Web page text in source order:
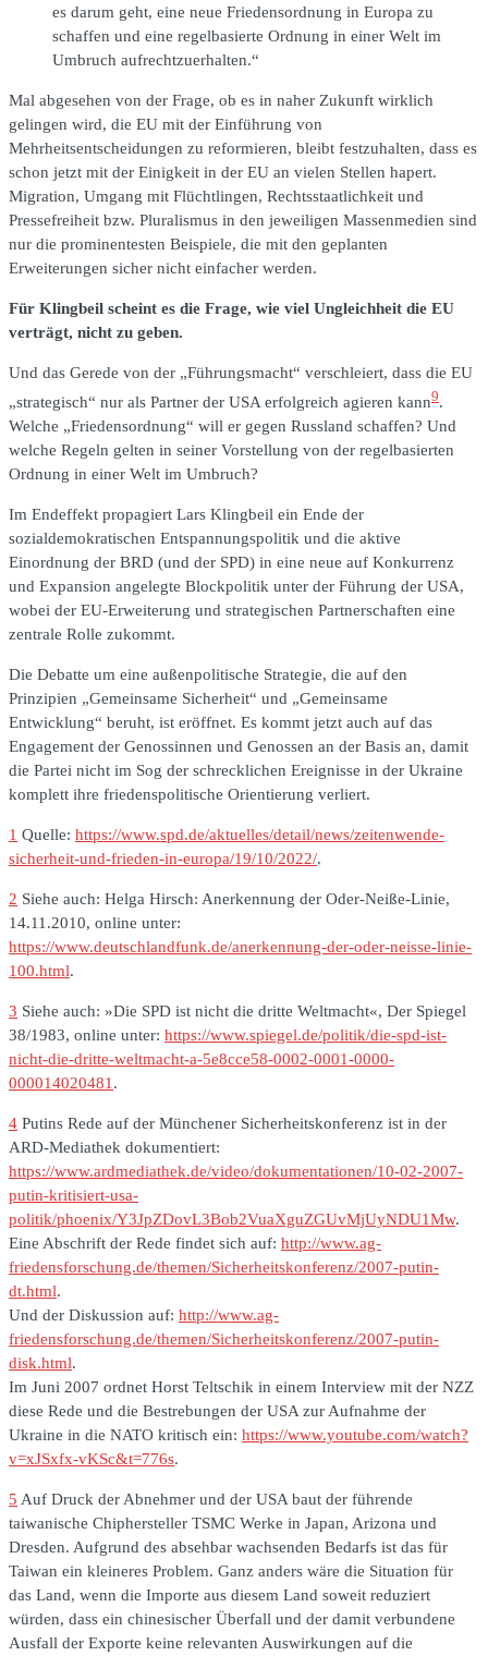
es darum geht, eine neue Friedensordnung in Europa zu
schaffen und eine regelbasierte Ordnung in einer Welt im
Umbruch aufrechtzuerhalten.“
Mal abgesehen von der Frage, ob es in naher Zukunft wirklich
gelingen wird, die EU mit der Einführung von
Mehrheitsentscheidungen zu reformieren, bleibt festzuhalten, dass es
schon jetzt mit der Einigkeit in der EU an vielen Stellen hapert.
Migration, Umgang mit Flüchtlingen, Rechtsstaatlichkeit und
Pressefreiheit bzw. Pluralismus in den jeweiligen Massenmedien sind
nur die prominentesten Beispiele, die mit den geplanten
Erweiterungen sicher nicht einfacher werden.
Für Klingbeil scheint es die Frage, wie viel Ungleichheit die EU
verträgt, nicht zu geben.
Und das Gerede von der „Führungsmacht“ verschleiert, dass die EU
„strategisch“ nur als Partner der USA erfolgreich agieren kann9.
Welche „Friedensordnung“ will er gegen Russland schaffen? Und
welche Regeln gelten in seiner Vorstellung von der regelbasierten
Ordnung in einer Welt im Umbruch?
Im Endeffekt propagiert Lars Klingbeil ein Ende der
sozialdemokratischen Entspannungspolitik und die aktive
Einordnung der BRD (und der SPD) in eine neue auf Konkurrenz
und Expansion angelegte Blockpolitik unter der Führung der USA,
wobei der EU-Erweiterung und strategischen Partnerschaften eine
zentrale Rolle zukommt.
Die Debatte um eine außenpolitische Strategie, die auf den
Prinzipien „Gemeinsame Sicherheit“ und „Gemeinsame
Entwicklung“ beruht, ist eröffnet. Es kommt jetzt auch auf das
Engagement der Genossinnen und Genossen an der Basis an, damit
die Partei nicht im Sog der schrecklichen Ereignisse in der Ukraine
komplett ihre friedenspolitische Orientierung verliert.
1 Quelle: https://www.spd.de/aktuelles/detail/news/zeitenwende-
sicherheit-und-frieden-in-europa/19/10/2022/.
2 Siehe auch: Helga Hirsch: Anerkennung der Oder-Neiße-Linie,
14.11.2010, online unter:
https://www.deutschlandfunk.de/anerkennung-der-oder-neisse-linie-
100.html.
3 Siehe auch: »Die SPD ist nicht die dritte Weltmacht«, Der Spiegel
38/1983, online unter: https://www.spiegel.de/politik/die-spd-ist-
nicht-die-dritte-weltmacht-a-5e8cce58-0002-0001-0000-
000014020481 .
4 Putins Rede auf der Münchener Sicherheitskonferenz ist in der
ARD-Mediathek dokumentiert:
https://www.ardmediathek.de/video/dokumentationen/10-02-2007-
putin-kritisiert-usa-
politik/phoenix/Y3JpZDovL3Bob2VuaXguZGUvMjUyNDU1Mw.
Eine Abschrift der Rede findet sich auf: http://www.ag-
friedensforschung.de/themen/Sicherheitskonferenz/2007-putin-
dt.html.
Und der Diskussion auf: http://www.ag-
friedensforschung.de/themen/Sicherheitskonferenz/2007-putin-
disk.html.
Im Juni 2007 ordnet Horst Teltschik in einem Interview mit der NZZ
diese Rede und die Bestrebungen der USA zur Aufnahme der
Ukraine in die NATO kritisch ein: https://www.youtube.com/watch?
v=xJSxfx-vKSc&t=776s.
5 Auf Druck der Abnehmer und der USA baut der führende
taiwanische Chiphersteller TSMC Werke in Japan, Arizona und
Dresden. Aufgrund des absehbar wachsenden Bedarfs ist das für
Taiwan ein kleineres Problem. Ganz anders wäre die Situation für
das Land, wenn die Importe aus diesem Land soweit reduziert
würden, dass ein chinesischer Überfall und der damit verbundene
Ausfall der Exporte keine relevanten Auswirkungen auf die